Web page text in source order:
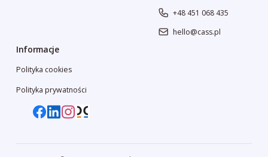
+48 451 068 435
hello@cass.pl
Informacje
Polityka cookies
Polityka prywatności